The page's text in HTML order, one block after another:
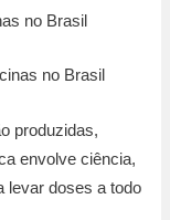
no Brasil
produzidas,
envolve ciência,
levar doses a todo